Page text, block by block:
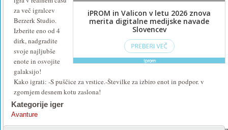
ali
vklopite
Flash.
za več igralcev
Berzerk Studio.
Izberite eno od 4
dirk, nadgradite
svoje najljubše
enote in osvojite
galaksijo!
Kako igrati: -S puščice za vrstice.-Številke za izbiro enot in podpor. v
zgornjem desnem kotu zaslona!
Kategorije iger
Avanture